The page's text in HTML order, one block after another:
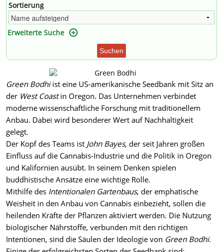
Sortierung
Erweiterte Suche
Suchen
Green Bodhiist eine US-amerikanische Seedbank mit Sitz an
der West Coastin Oregon. Das Unternehmen verbindet
moderne wissenschaftliche Forschung mit traditionellem
Anbau. Dabei wird besonderer Wert auf Nachhaltigkeit
gelegt.
Der Kopf des Teams ist John Bayes, der seit Jahren großen
Einfluss auf die Cannabis-Industrie und die Politik in Oregon
und Kalifornien ausübt. In seinem Denken spielen
buddhistische Ansätze eine wichtige Rolle.
Mithilfe des Intentionalen Gartenbaus, der emphatische
Weisheit in den Anbau von Cannabis einbezieht, sollen die
heilenden Kräfte der Pflanzen aktiviert werden. Die Nutzung
biologischer Nährstoffe, verbunden mit den richtigen
Intentionen, sind die Säulen der Ideologie von Green Bodhi.